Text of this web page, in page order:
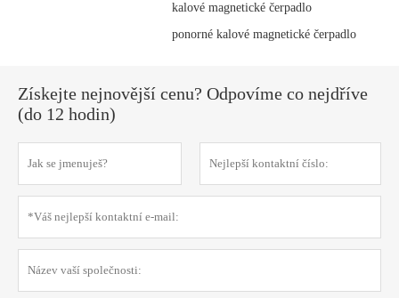
kalové magnetické čerpadlo
ponorné kalové magnetické čerpadlo
Získejte nejnovější cenu? Odpovíme co nejdříve
(do 12 hodin)